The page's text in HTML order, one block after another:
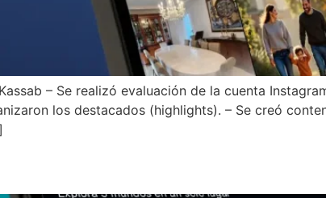
– Se realizó evaluación de la cuenta
los destacados (highlights). – Se creó